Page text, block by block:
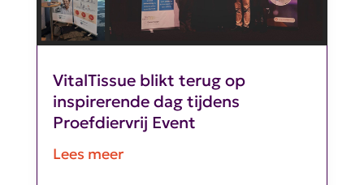
VitalTissue blikt terug op
inspirerende dag tijdens
Proefdiervrij Event
Lees meer